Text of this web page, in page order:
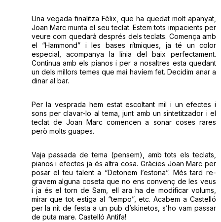
Una vegada finalitza Fèlix, que ha quedat molt apanyat,
Joan Marc munta el seu teclat. Estem tots impacients per
veure com quedarà després dels teclats. Comença amb
el “Hammond” i les bases rítmiques, ja té un color
especial, acompanya la línia del baix perfectament.
Continua amb els pianos i per a nosaltres esta quedant
un dels millors temes que mai havíem fet. Decidim anar a
dinar al bar.
Per la vesprada hem estat escoltant mil i un efectes i
sons per clavar-lo al tema, junt amb un sintetitzador i el
teclat de Joan Marc comencen a sonar coses rares
però molts guapes.
Vaja passada de tema (pensem), amb tots els teclats,
pianos i efectes ja és altra cosa. Gràcies Joan Marc per
posar el teu talent a “Detonem l’estona”. Més tard re-
gravem alguna coseta que no ens convenç de les veus
i ja és el torn de Sam, ell ara ha de modificar volums,
mirar que tot estiga al “tempo”, etc. Acabem a Castelló
per la nit de festa a un pub d’skinetos, s’ho vam passar
de puta mare. Castelló Antifa!